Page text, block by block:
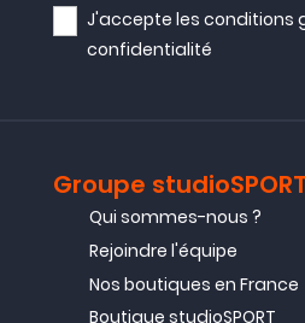
J'accepte lesconditions
confidentialité
Groupe studioSPORT
Qui sommes-nous ?
Rejoindre l'équipe
Nos boutiques en France
Boutique studioSPORT